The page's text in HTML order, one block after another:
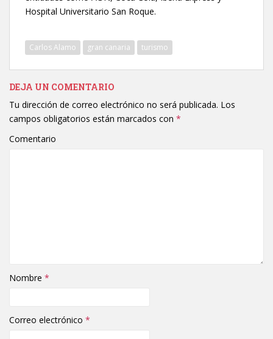
Hospital Universitario San Roque.
Carlos Alamo gran canaria turismo
DEJA UN COMENTARIO
Tu dirección de correo electrónico no será publicada. Los
campos obligatorios están marcados con *
Comentario
Nombre *
Correo electrónico *